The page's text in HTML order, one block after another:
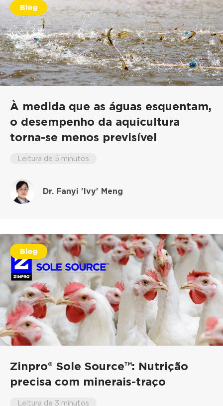
Blog
À medida que as águas esquentam,
o desempenho da aquicultura
torna-se menos previsível
Leitura de 5 minutos
Dr. Fanyi 'Ivy' Meng
Blog
Zinpro® Sole Source™: Nutrição
precisa com minerais-traço
Leitura de 3 minutos